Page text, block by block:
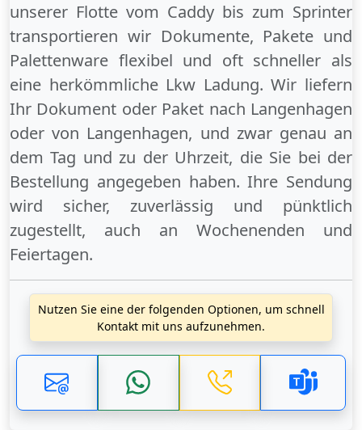
unserer Flotte vom Caddy bis zum Sprinter
transportieren wir Dokumente, Pakete und
Palettenware flexibel und oft schneller als
eine herkömmliche Lkw Ladung. Wir liefern
Ihr Dokument oder Paket nach Langenhagen
odervon Langenhagen, und zwar genau an
dem Tag und zu der Uhrzeit, die Sie bei der
Bestellung angegeben haben. Ihre Sendung
wird sicher, zuverlässig und pünktlich
zugestellt, auch an Wochenenden und
Feiertagen.
Nutzen Sie eine der folgenden Optionen, um schnell
Kontakt mit uns aufzunehmen.